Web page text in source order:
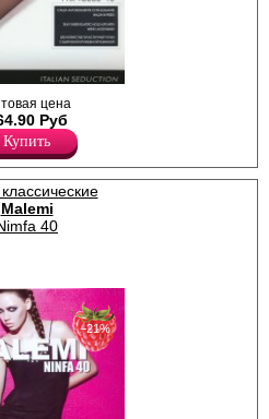
с широкой
резинкой на
основе (12 см),
нога,
40ден
88%
цена
Руб
Купить
Malemi
40
−21%